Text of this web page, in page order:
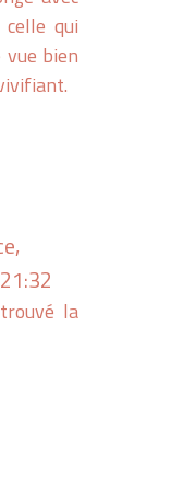
qui
bien
la